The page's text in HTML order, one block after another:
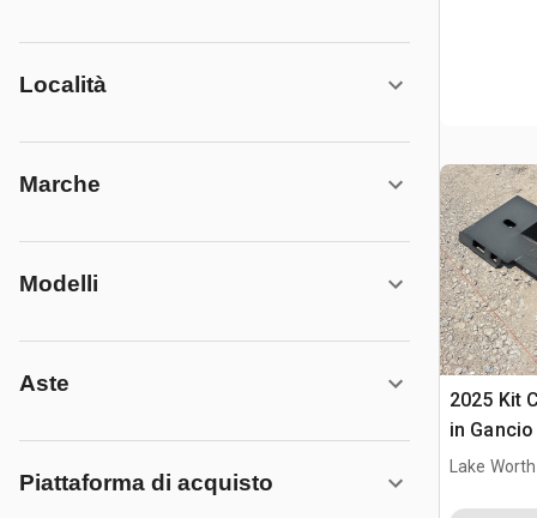
Località
Marche
Modelli
Aste
Piattaforma di acquisto
2025 Kit
in
Pala
Lake